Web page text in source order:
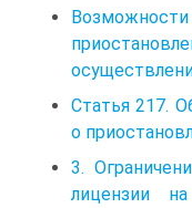
Статья 217.
о
3.
лицензии